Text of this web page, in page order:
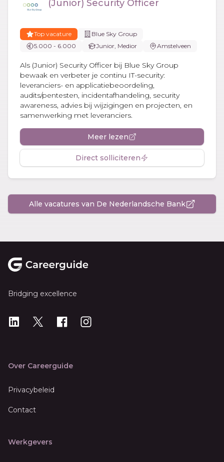
(Junior) Security Officer
Top vacature
Blue Sky Group
5.000 - 6.000
Junior, Medior Amstelveen
Als (Junior) Security Officer bij Blue Sky Group
bewaak en verbeter je continu IT-security:
leveranciers- en applicatiebeoordeling,
audits/pentesten, incidentafhandeling, security
awareness, advies bij wijzigingen en projecten, en
samenwerking met leveranciers.
Meer lezen
Direct solliciteren
Alle vacatures van De Nederlandsche Bank
Bridging excellence
LinkedIn
X Instagram
Over Careerguide
Privacybeleid
Contact
Werkgevers